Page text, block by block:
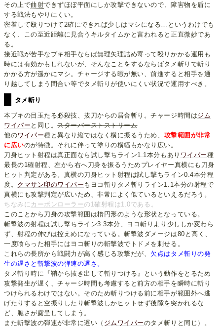
その上で曲射できずほぼ平面にしか攻撃できないので、障害物を盾に
する戦法もやりにくい。
密着して殴りつけて2確にできれば少しはマシになる…というわけでも
なく、この至近距離に見合うキルタイムかと言われると正直微妙であ
る。
接近戦が苦手なブキ相手ならば無理矢理詰め寄って殴りかかる運用も
時には有効かもしれないが、そんなことをするならばタメ斬りで斬り
かかる方が遥かにマシ。チャージする暇が無い、前進すると相手を通
り越してしまう間合い等でタメ斬りが使いにくい状況で運用すべき。
タメ斬り
本ブキの目玉たる必殺技、抜刀からの居合斬り。チャージ時間はジム
ワイパー と同じ。スターバーストストリーム
他のワイパー種と異なり縦ではなく横に振るうため、 攻撃範囲が非常
に広いのが特徴。それに伴って塗りの横幅もかなり広い。
刀身ヒット射程は真正面なら試し撃ちライン1.1本分もあり ワイパー種
最長の1確射程、左から右へ刀身を振るうためプレイヤー真横にも刀身
ヒット判定がある。真横の刀身ヒット射程は試し撃ちライン0.4本分程
度。 クマサン印のワイパー もヨコ斬りタメ斬りライン1.1本分の射程で
真横にも攻撃判定が広いため、非常によく似ているといえるだろう。
ちなみに カーボンローラーの1確射程は1.0である。
このことから刀身の攻撃範囲は楕円形のような形状となっている。
斬撃波の射程は試し撃ちライン3.3本分、ヨコ斬りより少ししか変わら
ず、射程の伸びは控えめになっている。斬撃波ダメージは80と高く、
一度喰らった相手にはヨコ斬りの斬撃波でトドメを刺せる。
これらの長所から戦闘力が高く感じる攻撃だが、 欠点はタメ斬りの発
生の遅さと斬撃波の弾速の遅さ。
タメ斬り時に『鞘から抜き出して斬りつける』という動作をとるため
攻撃発生が遅く、チャージ時間も考慮すると前方の相手を瞬時に斬り
つけられるわけではない。そのため斬りつける前に相手が範囲外へ逃
げたりすると空振りしたり斬撃波しかヒットせず後隙を突かれるな
ど、脆さが露呈してしまう。
また斬撃波の弾速が非常に遅い（ ジムワイパーのタメ斬りと同じ）。